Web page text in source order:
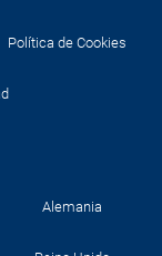
Política de Cookies
Alemania